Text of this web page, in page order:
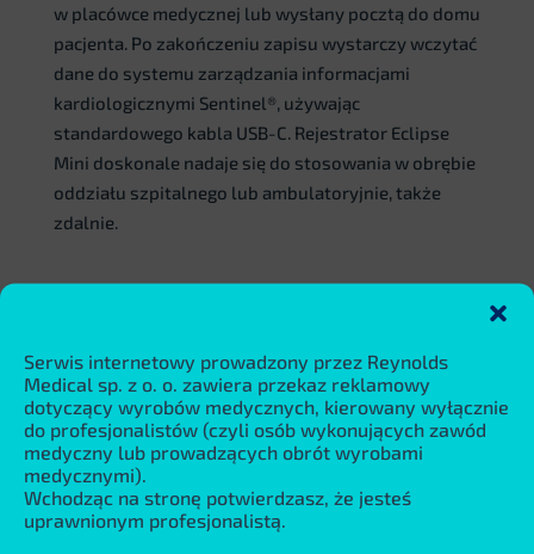
Serwis internetowy prowadzony przez Reynolds
Medical sp. z o. o. zawiera przekaz reklamowy
dotyczący wyrobów medycznych, kierowany wyłącznie
do profesjonalistów (czyli osób wykonujących zawód
medyczny lub prowadzących obrót wyrobami
medycznymi).
Wchodząc na stronę potwierdzasz, że jesteś
uprawnionym profesjonalistą.
w placówce medycznej lub wysłany pocztą do domu
pacjenta. Po zakończeniu zapisu wystarczy wczytać
dane do systemu zarządzania informacjami
kardiologicznymi Sentinel®, używając
standardowego kabla USB-C. Rejestrator Eclipse
Mini doskonale nadaje się do stosowania w obrębie
oddziału szpitalnego lub ambulatoryjnie, także
zdalnie.